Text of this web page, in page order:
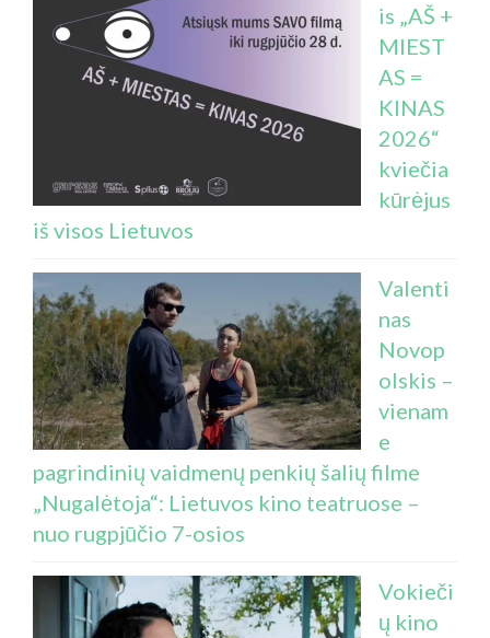
is „AŠ +
MIEST
AS =
KINAS
2026“
kviečia
kūrėjus
iš visos Lietuvos
Valenti
nas
Novop
olskis –
vienam
e
pagrindinių vaidmenų penkių šalių filme
„Nugalėtoja“: Lietuvos kino teatruose –
nuo rugpjūčio 7-osios
Vokieči
ų kino